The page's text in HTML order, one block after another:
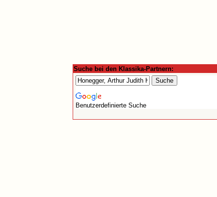
Suche bei den Klassika-Partnern:
Benutzerdefinierte Suche